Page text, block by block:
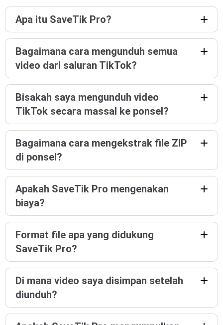
Apa itu SaveTik Pro?
Bagaimana cara mengunduh semua
video dari saluran TikTok?
Bisakah saya mengunduh video
TikTok secara massal ke ponsel?
Bagaimana cara mengekstrak file ZIP
di ponsel?
Apakah SaveTik Pro mengenakan
biaya?
Format file apa yang didukung
SaveTik Pro?
Di mana video saya disimpan setelah
diunduh?